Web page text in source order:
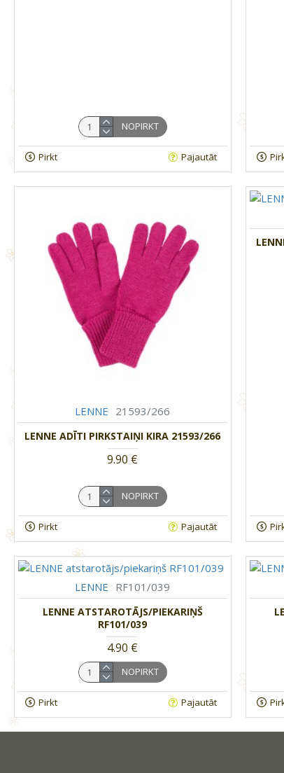
NOPIRKT
Pirkt Pajautāt
LENNE 21593/266
LENNE ADĪTI PIRKSTAIŅI KIRA 21593/266
9.90 €
NOPIRKT
Pirkt Pajautāt
LENNE RF101/039
LENNE ATSTAROTĀJS/PIEKARIŅŠ
RF101/039
4.90 €
NOPIRKT
Pirkt Pajautāt